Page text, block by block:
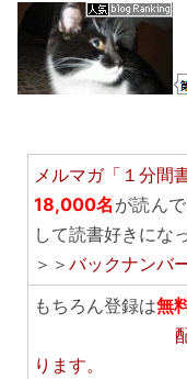
メルマガ「１分間
18,000名 が読ん
して読書好きにな
＞＞ バックナンバ
もちろん登録は無
配信
ります。